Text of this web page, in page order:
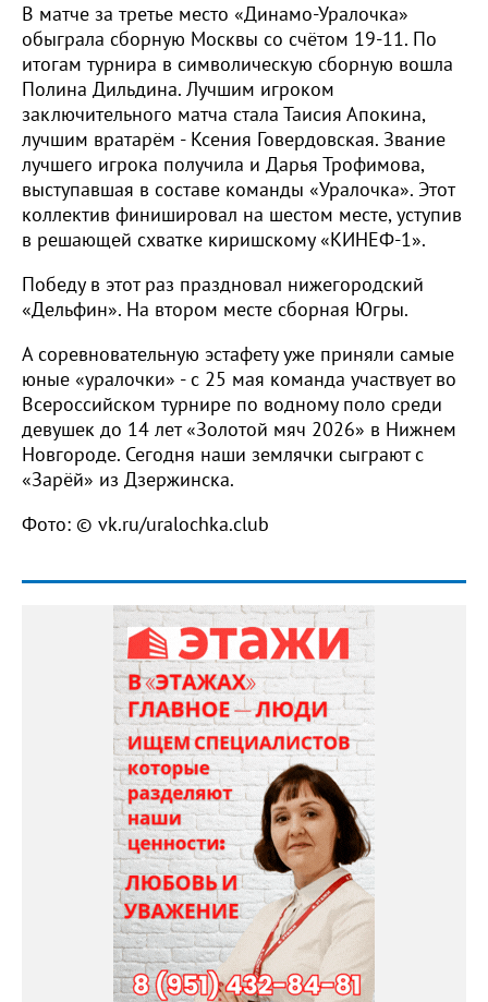
В матче за третье место «Динамо-Уралочка»
обыграла сборную Москвы со счётом 19-11. По
итогам турнира в символическую сборную вошла
Полина Дильдина. Лучшим игроком
заключительного матча стала Таисия Апокина,
лучшим вратарём - Ксения Говердовская. Звание
лучшего игрока получила и Дарья Трофимова,
выступавшая в составе команды «Уралочка». Этот
коллектив финишировал на шестом месте, уступив
в решающей схватке киришскому «КИНЕФ-1».
Победу в этот раз праздновал нижегородский
«Дельфин». На втором месте сборная Югры.
А соревновательную эстафету уже приняли самые
юные «уралочки» - с 25 мая команда участвует во
Всероссийском турнире по водному поло среди
девушек до 14 лет «Золотой мяч 2026» в Нижнем
Новгороде. Сегодня наши землячки сыграют с
«Зарёй» из Дзержинска.
Фото: © vk.ru/uralochka.club